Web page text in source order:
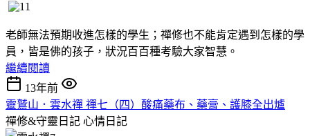
老師無法預期收進怎樣的學生；禪修也不能肯定遇到怎樣的學
員，皆是佛的孩子，狀況百百種考驗大家智慧。
繼續閱讀
13年前
靈鷲山．雲水禪 禪七（四）酸痛藥布、藥膏、護膝全出爐
禪修&守靈日記 心情日記